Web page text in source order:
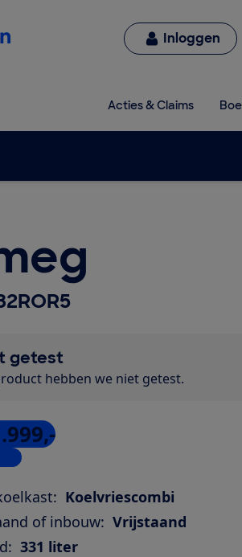
Inloggen
Acties & Claims
getest
hebben we niet getest.
Koelvriescombi
of inbouw: Vrijstaand
331 liter